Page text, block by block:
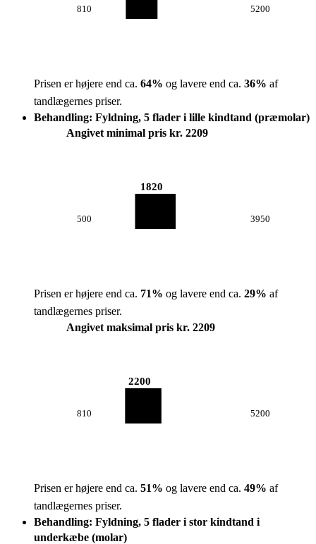
810 5200
Prisen er højere end ca. 64% og lavere end ca. 36% af
tandlægernes priser.
Behandling: Fyldning, 5 flader i lille kindtand (præmolar)
Angivet minimal pris kr. 2209
500
1820
3950
Prisen er højere end ca. 71% og lavere end ca. 29% af
tandlægernes priser.
Angivet maksimal pris kr. 2209
810
2200
5200
Prisen er højere end ca. 51% og lavere end ca. 49% af
tandlægernes priser.
Behandling: Fyldning, 5 flader i stor kindtand i
underkæbe (molar)